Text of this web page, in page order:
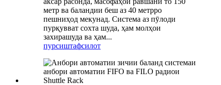
метр ва баландии беш аз 40 метрро
пешниҳод мекунад. Система аз пӯлоди
пурқувват сохта шуда, ҳам молҳои
захирашуда ва ҳам...
пурсиштафсилот